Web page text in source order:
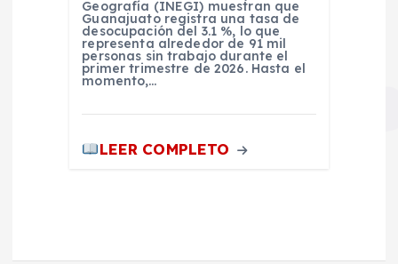
Geografía (INEGI) muestran que
Guanajuato registra una tasa de
desocupación del 3.1 %, lo que
representa alrededor de 91 mil
personas sin trabajo durante el
primer trimestre de 2026. Hasta el
momento,…
LEER COMPLETO